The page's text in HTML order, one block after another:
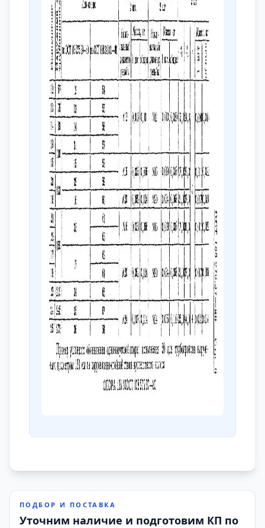
ПОДБОР И ПОСТАВКА
Уточним наличие и подготовим КП по